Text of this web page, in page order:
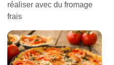
réaliser avec du fromage
frais